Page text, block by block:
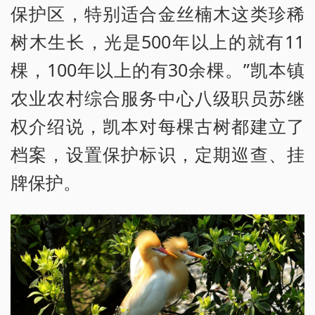
保护区，特别适合金丝楠木这类珍稀
树木生长，光是500年以上的就有11
棵，100年以上的有30余棵。”凯本镇
农业农村综合服务中心八级职员苏继
权介绍说，凯本对每棵古树都建立了
档案，设置保护标识，定期巡查、挂
牌保护。